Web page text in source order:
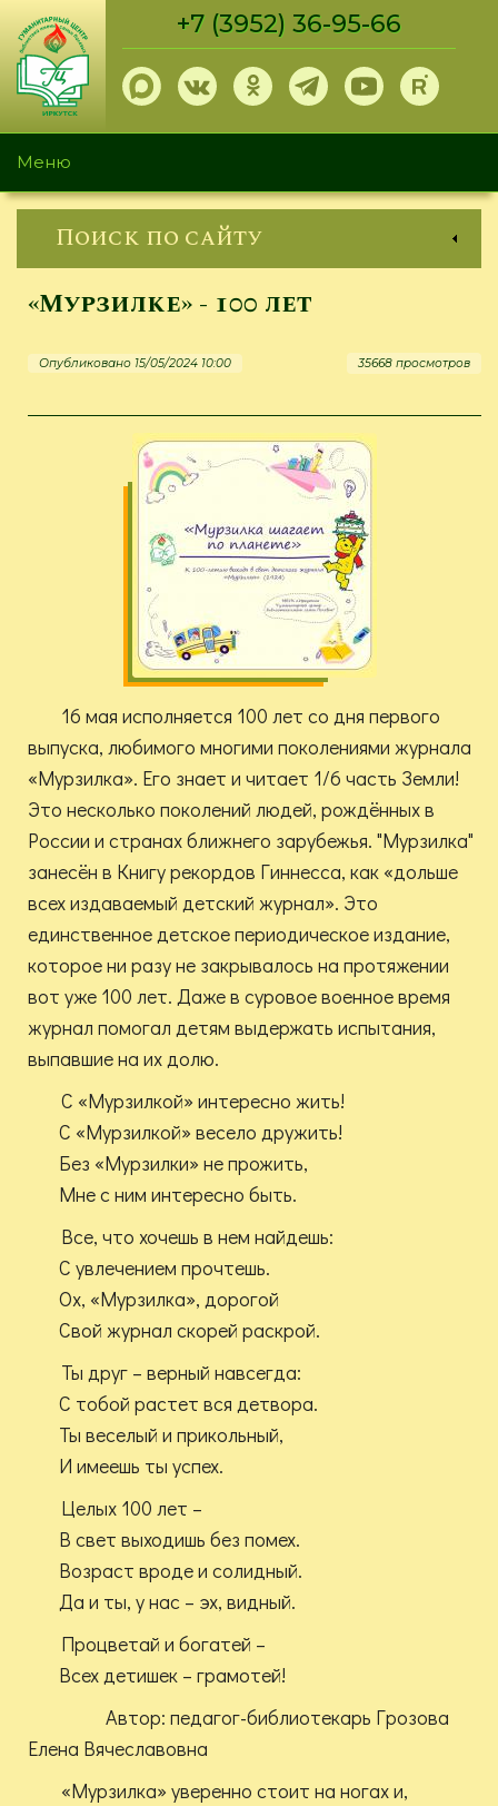
Перейти
основному
содержанию
+7 (3952) 36-95-66
Меню
Поиск по сайту
«Мурзилке» - 100 лет
Опубликовано 15/05/2024 10:00 35668 просмотров
16 мая исполняется 100 лет со дня первого
выпуска, любимого многими поколениями журнала
«Мурзилка». Его знает и читает 1/6 часть Земли!
Это несколько поколений людей, рождённых в
России и странах ближнего зарубежья. "Мурзилка"
занесён в Книгу рекордов Гиннесса, как «дольше
всех издаваемый детский журнал». Это
единственное детское периодическое издание,
которое ни разу не закрывалось на протяжении
вот уже 100 лет. Даже в суровое военное время
журнал помогал детям выдержать испытания,
выпавшие на их долю.
С «Мурзилкой» интересно жить!
С «Мурзилкой» весело дружить!
Без «Мурзилки» не прожить,
Мне с ним интересно быть.
Все, что хочешь в нем найдешь:
С увлечением прочтешь.
Ох, «Мурзилка», дорогой
Свой журнал скорей раскрой.
Ты друг – верный навсегда:
С тобой растет вся детвора.
Ты веселый и прикольный,
И имеешь ты успех.
Целых 100 лет –
В свет выходишь без помех.
Возраст вроде и солидный.
Да и ты, у нас – эх, видный.
Процветай и богатей –
Всех детишек – грамотей!
Автор: педагог-библиотекарь Грозова
Елена Вячеславовна
«Мурзилка» уверенно стоит на ногах и,